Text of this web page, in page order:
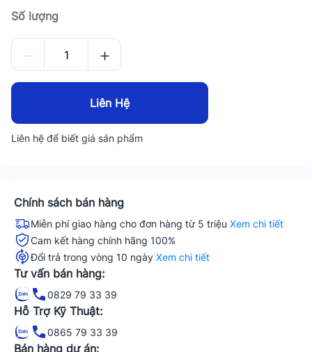
Số lượng
Liên Hệ
Liên hệ để biết giá sản phẩm
Chính sách bán hàng
Miễn phí giao hàng cho đơn hàng từ 5 triệu Xem chi tiết
Cam kết hàng chính hãng 100%
Đổi trả trong vòng 10 ngày Xem chi tiết
Tư vấn bán hàng:
0829 79 33 39
Hỗ Trợ Kỹ Thuật:
0865 79 33 39
Bán hàng dự án: